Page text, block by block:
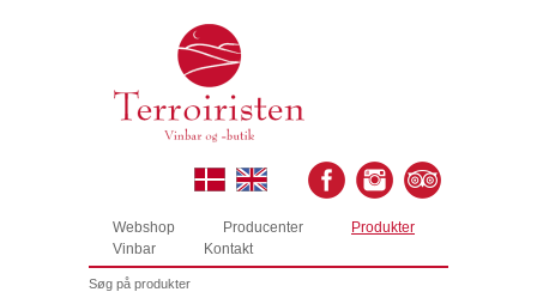
Webshop Producenter
Produkter
Vinbar
Kontakt
Søg på produkter